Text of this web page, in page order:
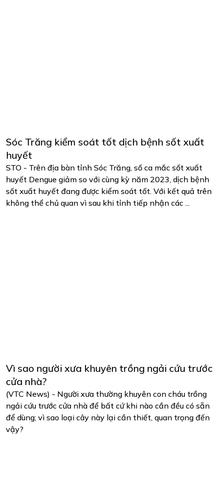
Sóc Trăng kiểm soát tốt dịch bệnh sốt xuất
huyết
STO - Trên địa bàn tỉnh Sóc Trăng, số ca mắc sốt xuất
huyết Dengue giảm so với cùng kỳ năm 2023, dịch bệnh
sốt xuất huyết đang được kiểm soát tốt. Với kết quả trên
không thể chủ quan vì sau khi tỉnh tiếp nhận các ...
Vì sao người xưa khuyên trồng ngải cứu trước
cửa nhà?
(VTC News) - Người xưa thường khuyên con cháu trồng
ngải cứu trước cửa nhà để bất cứ khi nào cần đều có sẵn
để dùng; vì sao loại cây này lại cần thiết, quan trọng đến
vậy?